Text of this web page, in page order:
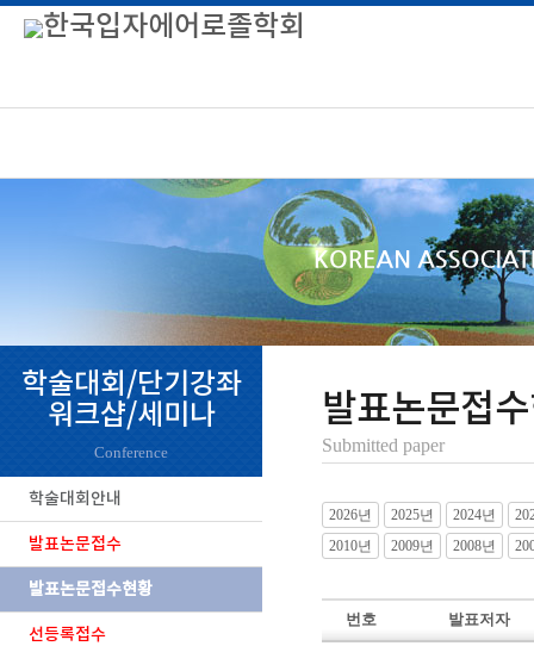
학술대회/단기강좌
워크샵/세미나
Conference
학술대회안내
발표논문접수
발표논문접수현황
선등록접수
발표논문접
Submitted paper
2026년 2025년 2024년
2010년
2009년 2008년
번호 발표저자